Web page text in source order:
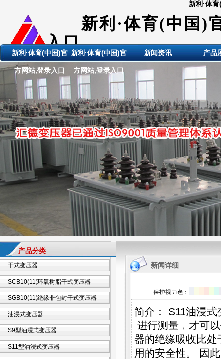
新利·体
新利·体育(中国)
入口
ShanDong HuiDE
新利·体育(中国)官
方网站,登录入口
新利·体育(中国)官
方网站,登录入口
新闻资讯 产品
产品分类
干式变压器
SCB10(11)环氧树脂干式变压器
SGB10(11)绝缘非包封干式变压器
油浸式变压器
S9型油浸式变压器
S11型油浸式变压器
新闻详细
保护视力色：
简介： S11油浸
进行测量，才可
器的绝缘吸收比
用的安全性。 因